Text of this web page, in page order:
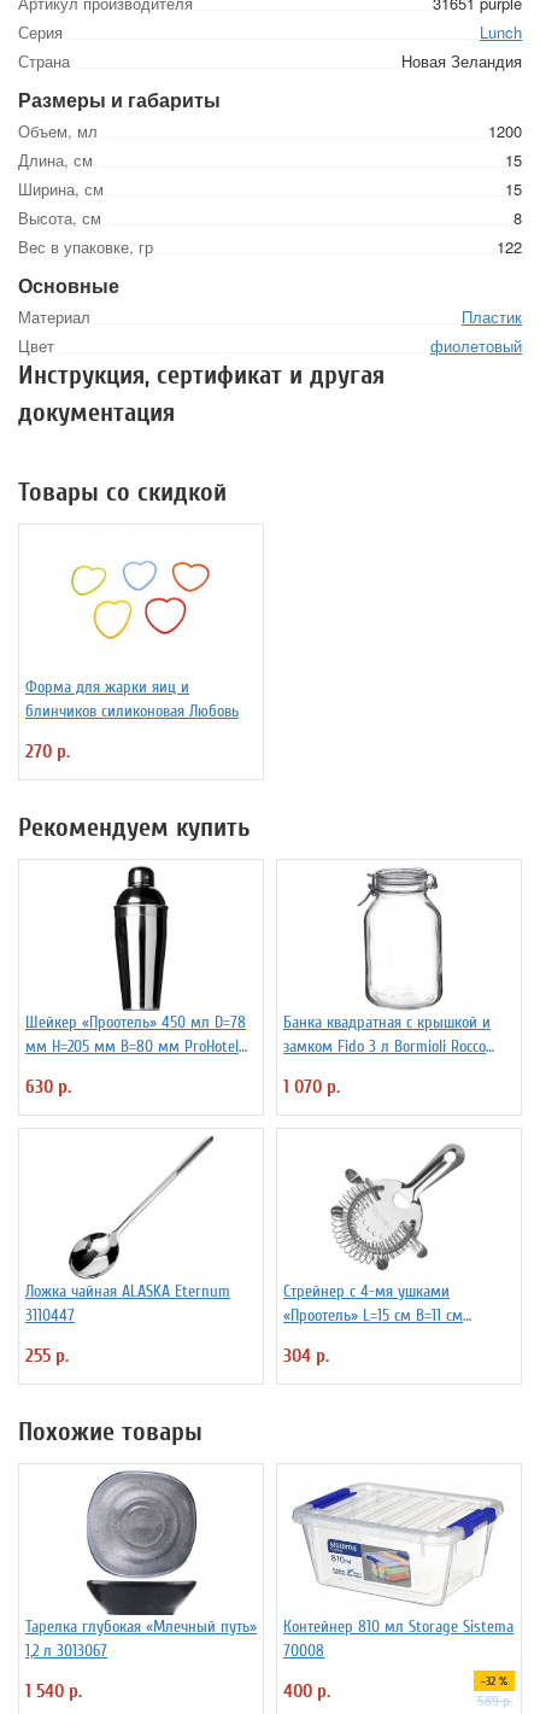
Серия
Lunch
Страна
Новая Зеландия
Размеры и габариты
Объем, мл
1200
Длина, см
15
Ширина, см
15
Высота, см
8
Вес в упаковке, гр
122
Основные
Материал
Пластик
Цвет
фиолетовый
Инструкция, сертификат и другая
документация
Товары со скидкой
Форма для жарки яиц и
блинчиков силиконовая Любовь
270 р.
Рекомендуем купить
Шейкер «Проотель» 450 мл D=78
мм H=205 мм B=80 мм ProHotel
630 р.
Банка квадратная с крышкой и
замком Fido 3 л Bormioli Rocco
1 070 р.
Ложка чайная ALASKA Eternum
3110447
255 р.
Стрейнер с 4-мя ушками
«Проотель» L=15 см B=11 см
304 р.
Похожие товары
Тарелка глубокая «Млечный путь»
1,2 л 3013067
1 540 р.
Контейнер 810 мл Storage Sistema
70008
400 р. -32 %
589 р.